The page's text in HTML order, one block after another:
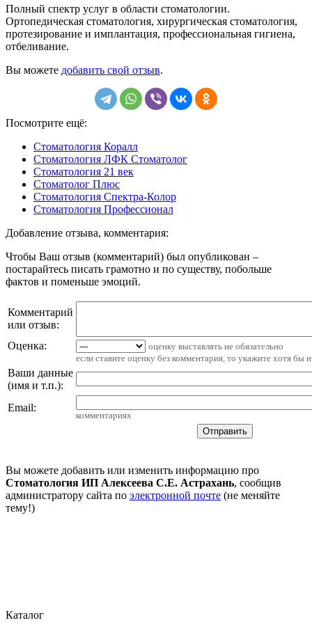
Полный спектр услуг в области стоматологии.
Ортопедическая стоматология, хирургическая стоматология,
протезирование и имплантация, профессиональная гигиена,
отбеливание.
Вы можете добавить свой отзыв.
Посмотрите ещё:
Стоматология Коралл
Стоматология ЛФК Стоматолог
Стоматология 21 век
Стоматолог Плюс
Стоматология Спектра-Колор
Стоматология Профессионал
Добавление отзыва, комментария:
Чтобы Ваш отзыв (комментарий) был опубликован –
постарайтесь писать грамотно и по существу, побольше
фактов и поменьше эмоций.
Комментарий
или отзыв:
Оценка:
оценку выставлять не обязательно
если ставите оценку без комментария, то укажите хотя бы
Ваши данные
(имя и т.п.):
Email:
комментариях
Вы можете добавить или изменить информацию про
Стоматология ИП Алексеева С.Е. Астрахань, сообщив
администратору сайта по электронной почте (не меняйте
тему!)
Каталог